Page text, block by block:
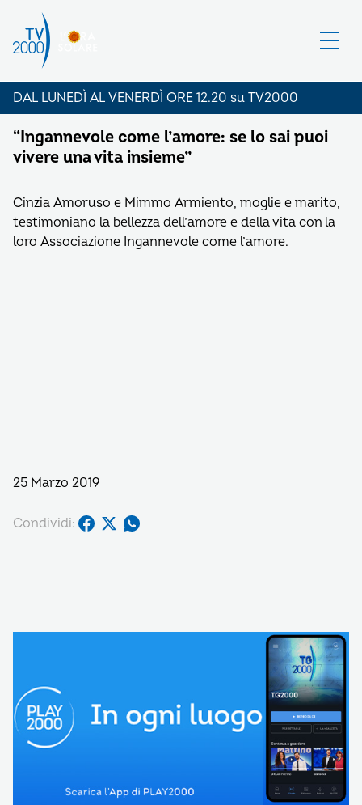
DAL LUNEDÌ AL VENERDÌ ORE 12.20 su TV2000
“Ingannevole come l’amore: se lo sai puoi
vivere una vita insieme”
Cinzia Amoruso e Mimmo Armiento, moglie e marito,
testimoniano la bellezza dell’amore e della vita con la
loro Associazione Ingannevole come l’amore.
25 Marzo 2019
Condividi: